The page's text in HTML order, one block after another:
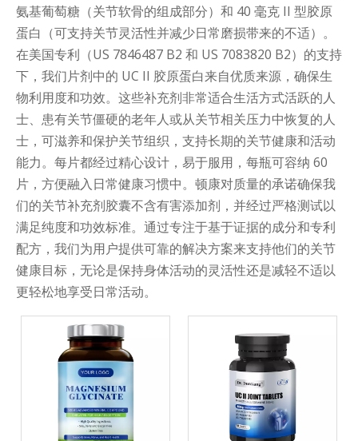
氨基葡萄糖（关节软骨的组成部分）和 40 毫克 II 型胶原
蛋白（可支持关节灵活性并减少日常磨损带来的不适）。
在美国专利（US 7846487 B2 和 US 7083820 B2）的支持
下，我们片剂中的 UC II 胶原蛋白来自优质来源，确保生
物利用度和功效。这些补充剂非常适合生活方式活跃的人
士、患有关节僵硬的老年人或从关节相关压力中恢复的人
士，可滋养和保护关节组织，支持长期的关节健康和活动
能力。每片都经过精心设计，易于服用，每瓶可容纳 60
片，方便融入日常健康习惯中。顿康对质量的承诺确保我
们的关节补充剂胶囊不含有害添加剂，并经过严格测试以
满足纯度和功效标准。通过专注于基于证据的成分和专利
配方，我们为用户提供可靠的解决方案来支持他们的关节
健康目标，无论是保持身体活动的灵活性还是减轻不适以
更轻松地享受日常活动。